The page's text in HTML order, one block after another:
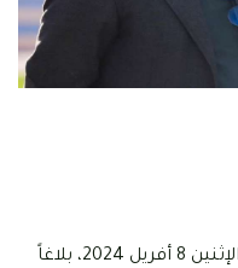
أصدر النجم الرياضي الساحلي اليوم، الإثنين 8 أفريل 2024، بلاغاً